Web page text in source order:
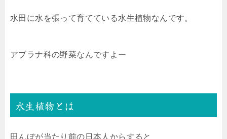
水田に水を張って育てている水生植物なんです。
アブラナ科の野菜なんですよー
水生植物とは
田んぼが当たり前の日本人からすると